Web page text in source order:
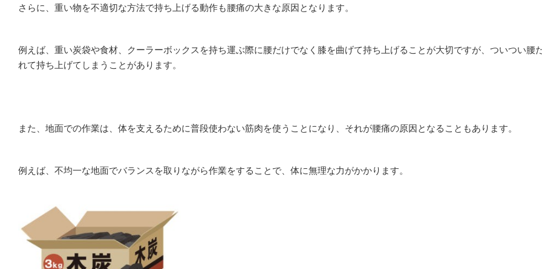
さらに、重い物を不適切な方法で持ち上げる動作も腰痛の大きな原因となります。
例えば、重い炭袋や食材、クーラーボックスを持ち運ぶ際に腰だけでなく膝を曲げて持ち上げることが大切ですが、ついつい腰
れて持ち上げてしまうことがあります。
また、地面での作業は、体を支えるために普段使わない筋肉を使うことになり、それが腰痛の原因となることもあります。
例えば、不均一な地面でバランスを取りながら作業をすることで、体に無理な力がかかります。